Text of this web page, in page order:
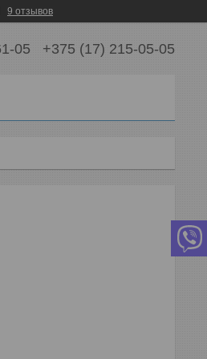
9 отзывов
05 +375 (17) 215-05-05